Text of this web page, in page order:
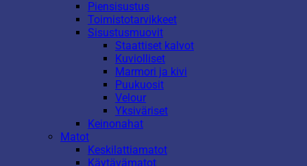
Piensisustus
Toimistotarvikkeet
Sisustusmuovit
Staattiset kalvot
Kuviolliset
Marmori ja kivi
Puukuosit
Velour
Yksiväriset
Keinonahat
Matot
Keskilattiamatot
Käytävämatot